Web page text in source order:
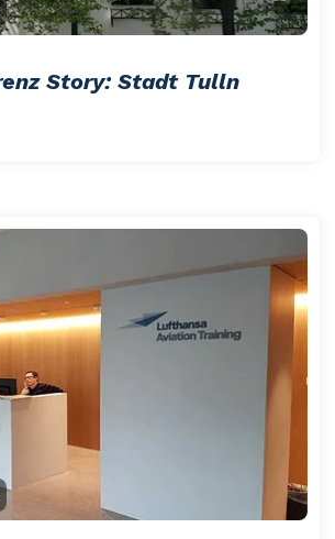
Story: Stadt Tulln